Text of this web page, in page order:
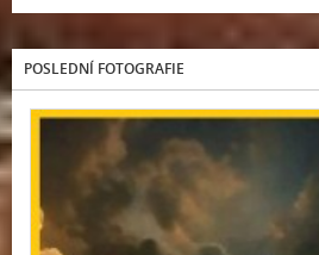
POSLEDNÍ FOTOGRAFIE